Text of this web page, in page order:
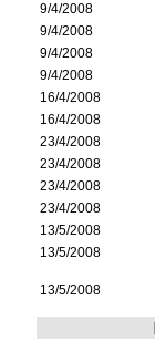
9/4/2008
9/4/2008
9/4/2008
9/4/2008
16/4/2008
16/4/2008
23/4/2008
23/4/2008
23/4/2008
23/4/2008
13/5/2008
13/5/2008
13/5/2008